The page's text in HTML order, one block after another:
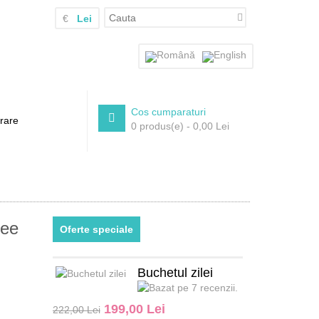
€ Lei
Cos cumparaturi
0 produs(e) - 0,00 Lei
Oferte speciale
Buchetul zilei
222,00 Lei 199,00 Lei